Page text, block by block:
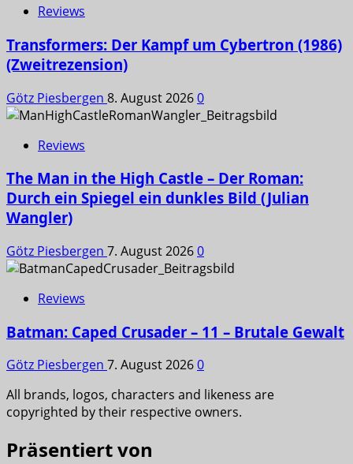
Reviews
Transformers: Der Kampf um Cybertron (1986)
(Zweitrezension)
Götz Piesbergen 8. August 20260
Reviews
The Man in the High Castle – Der Roman:
Durch ein Spiegel ein dunkles Bild (Julian
Wangler)
Götz Piesbergen 7. August 20260
Reviews
Batman: Caped Crusader – 11 – Brutale Gewalt
Götz Piesbergen 7. August 20260
All brands, logos, characters and likeness are
copyrighted by their respective owners.
Präsentiert von